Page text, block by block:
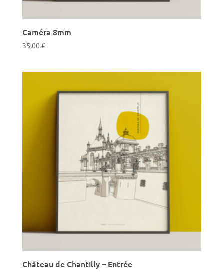
Caméra 8mm
35,00€
Château de Chantilly – Entrée